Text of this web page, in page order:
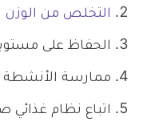
التخلص من الوزن
الحفاظ على
ممارسة الأنشطة
اتباع نظام غذائي